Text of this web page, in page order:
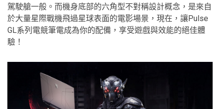
駕駛艙一般。而機身底部的六角型不對稱設計概念，是來自
於大量星際戰機飛過星球表面的電影場景，現在，讓Pulse
GL系列電競筆電成為你的配備，享受遊戲與效能的絕佳體
驗！